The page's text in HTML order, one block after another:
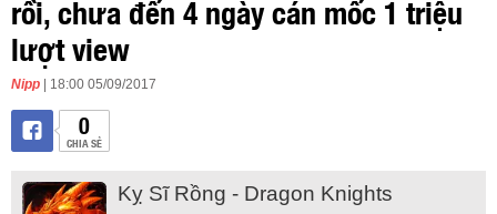
rồi, chưa đến 4 ngày cán mốc 1 triệu
lượt view
Nipp | 18:00 05/09/2017
0
CHIA SẺ
Kỵ Sĩ Rồng - Dragon Knights